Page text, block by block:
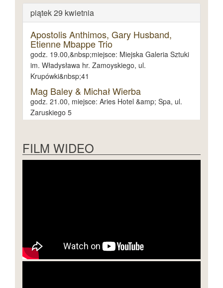
piątek 29 kwietnia
Apostolis Anthimos, Gary Husband,
Etienne Mbappe Trio
godz. 19.00,&nbsp;miejsce: Miejska Galeria Sztuki
im. Władysława hr. Zamoyskiego, ul.
Krupówki&nbsp;41
Mag Baley & Michał Wierba
godz. 21.00, miejsce: Aries Hotel &amp; Spa, ul.
Zaruskiego 5
sobota 30 kwietnia
FILM WIDEO